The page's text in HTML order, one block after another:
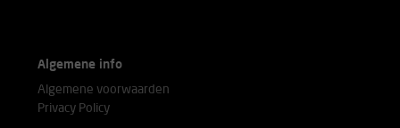
Algemene info
Algemene voorwaarden
Privacy Policy